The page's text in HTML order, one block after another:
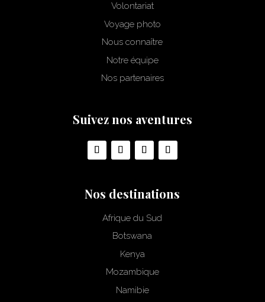
Volontariat
Voyage photo
Nous connaître
Notre équipe
Nos partenaires
Suivez nos aventures
Nos destinations
Afrique du Sud
Botswana
Kenya
Mozambique
Namibie